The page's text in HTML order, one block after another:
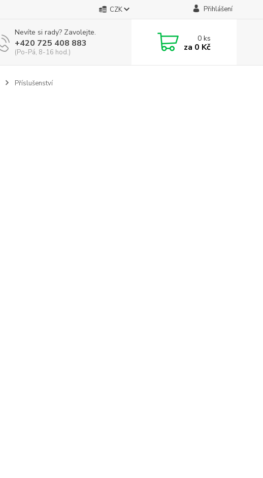
CZK Přihlášení
Nevíte si rady? Zavolejte.
+420 725 408 883
(Po-Pá, 8-16 hod.)
0ks
za 0 Kč
Příslušenství